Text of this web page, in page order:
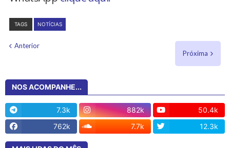
TAGS NOTÍCIAS
Anterior
Próxima
NOS ACOMPANHE...
7.3k 882k
50.4k
762k
7.7k 12.3k